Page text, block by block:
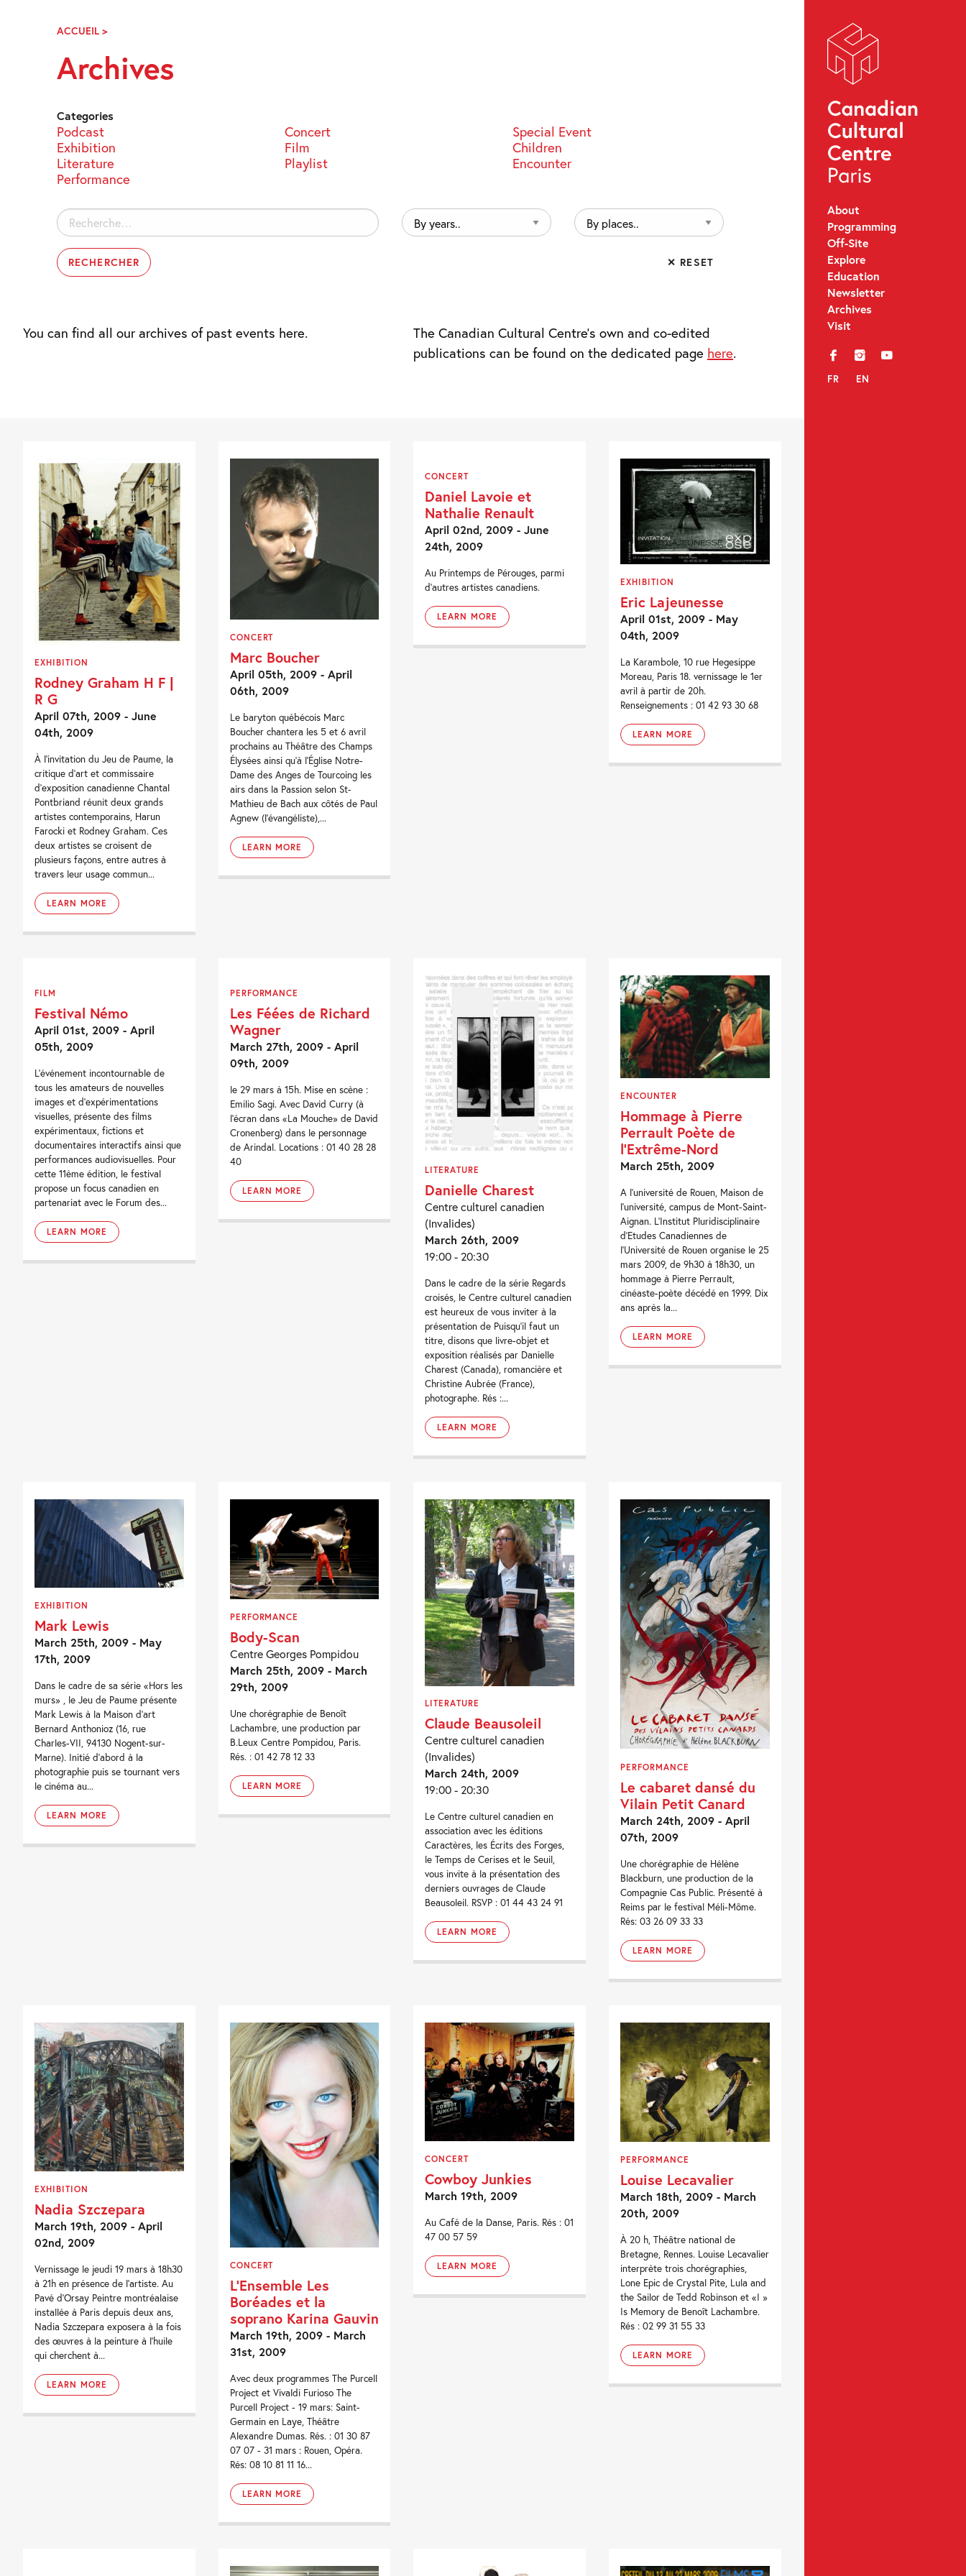
Navigation
About
Programming
Off-Site
Explore
Education
Newsletter
Archives
Visit
f i y
FR EN
ACCUEIL >ARCHIVES
Archives
Categories
Podcast Concert
Special Event
Exhibition
Film
Children
Literature
Playlist
Encounter
Performance
Rechercher :
By
years..
By
places..
✕ RESET
You can find all our archives of past events here.
The Canadian Cultural Centre’s own and co-edited
publications can be found on the dedicated page here.
EXHIBITION
Rodney Graham H F |
R G
April 07th, 2009 - June
04th, 2009
À l’invitation du Jeu de Paume, la
critique d’art et commissaire
d’exposition canadienne Chantal
Pontbriand réunit deux grands
artistes contemporains, Harun
Farocki et Rodney Graham. Ces
deux artistes se croisent de
plusieurs façons, entre autres à
travers leur usage commun...
LEARN MORE
CONCERT
Marc Boucher
April 05th, 2009 - April
06th, 2009
Le baryton québécois Marc
Boucher chantera les 5 et 6 avril
prochains au Théâtre des Champs
Élysées ainsi qu’à l’Église Notre-
Dame des Anges de Tourcoing les
airs dans la Passion selon St-
Mathieu de Bach aux côtés de Paul
Agnew (l’évangéliste),...
LEARN MORE
CONCERT
Daniel Lavoie et
Nathalie Renault
April 02nd, 2009 - June
24th, 2009
Au Printemps de Pérouges, parmi
d'autres artistes canadiens.
LEARN MORE
EXHIBITION
Eric Lajeunesse
April 01st, 2009 - May
04th, 2009
La Karambole, 10 rue Hegesippe
Moreau, Paris 18. vernissage le 1er
avril à partir de 20h.
Renseignements : 01 42 93 30 68
LEARN MORE
FILM
Festival Némo
April 01st, 2009 - April
05th, 2009
L'événement incontournable de
tous les amateurs de nouvelles
images et d'expérimentations
visuelles, présente des films
expérimentaux, fictions et
documentaires interactifs ainsi que
performances audiovisuelles. Pour
cette 11ème édition, le festival
propose un focus canadien en
partenariat avec le Forum des...
LEARN MORE
PERFORMANCE
Les Féées de Richard
Wagner
March 27th, 2009 - April
09th, 2009
le 29 mars à 15h. Mise en scène :
Emilio Sagi. Avec David Curry (à
l'écran dans «La Mouche» de David
Cronenberg) dans le personnage
de Arindal. Locations : 01 40 28 28
40
LEARN MORE
LITERATURE
Danielle Charest
Centre culturel canadien
(Invalides)
March 26th, 2009
19:00 - 20:30
Dans le cadre de la série Regards
croisés, le Centre culturel canadien
est heureux de vous inviter à la
présentation de Puisqu’il faut un
titre, disons que livre-objet et
exposition réalisés par Danielle
Charest (Canada), romancière et
Christine Aubrée (France),
photographe. Rés :...
LEARN MORE
ENCOUNTER
Hommage à Pierre
Perrault Poète de
l’Extrême-Nord
March 25th, 2009
A l’université de Rouen, Maison de
l’université, campus de Mont-Saint-
Aignan. L’Institut Pluridisciplinaire
d’Etudes Canadiennes de
l’Université de Rouen organise le 25
mars 2009, de 9h30 à 18h30, un
hommage à Pierre Perrault,
cinéaste-poète décédé en 1999. Dix
ans après la...
LEARN MORE
EXHIBITION
Mark Lewis
March 25th, 2009 - May
17th, 2009
Dans le cadre de sa série «Hors les
murs» , le Jeu de Paume présente
Mark Lewis à la Maison d'art
Bernard Anthonioz (16, rue
Charles-VII, 94130 Nogent-sur-
Marne). Initié d'abord à la
photographie puis se tournant vers
le cinéma au...
LEARN MORE
PERFORMANCE
Body-Scan
Centre Georges Pompidou
March 25th, 2009 - March
29th, 2009
Une chorégraphie de Benoît
Lachambre, une production par
B.Leux Centre Pompidou, Paris.
Rés. : 01 42 78 12 33
LEARN MORE
LITERATURE
Claude Beausoleil
Centre culturel canadien
(Invalides)
March 24th, 2009
19:00 - 20:30
Le Centre culturel canadien en
association avec les éditions
Caractères, les Écrits des Forges,
le Temps de Cerises et le Seuil,
vous invite à la présentation des
derniers ouvrages de Claude
Beausoleil. RSVP : 01 44 43 24 91
LEARN MORE
PERFORMANCE
Le cabaret dansé du
Vilain Petit Canard
March 24th, 2009 - April
07th, 2009
Une chorégraphie de Hélène
Blackburn, une production de la
Compagnie Cas Public. Présenté à
Reims par le festival Méli-Môme.
Rés: 03 26 09 33 33
LEARN MORE
EXHIBITION
Nadia Szczepara
March 19th, 2009 - April
02nd, 2009
Vernissage le jeudi 19 mars à 18h30
à 21h en présence de l’artiste. Au
Pavé d’Orsay Peintre montréalaise
installée à Paris depuis deux ans,
Nadia Szczepara exposera à la fois
des œuvres à la peinture à l’huile
qui cherchent à...
LEARN MORE
CONCERT
L’Ensemble Les
Boréades et la
soprano Karina Gauvin
March 19th, 2009 - March
31st, 2009
Avec deux programmes The Purcell
Project et Vivaldi Furioso The
Purcell Project - 19 mars: Saint-
Germain en Laye, Théâtre
Alexandre Dumas. Rés. : 01 30 87
07 07 - 31 mars : Rouen, Opéra.
Rés: 08 10 81 11 16...
LEARN MORE
CONCERT
Cowboy Junkies
March 19th, 2009
Au Café de la Danse, Paris. Rés : 01
47 00 57 59
LEARN MORE
PERFORMANCE
Louise Lecavalier
March 18th, 2009 - March
20th, 2009
À 20 h, Théâtre national de
Bretagne, Rennes. Louise Lecavalier
interprète trois chorégraphies,
Lone Epic de Crystal Pite, Lula and
the Sailor de Tedd Robinson et «I »
Is Memory de Benoît Lachambre.
Rés : 02 99 31 55 33
LEARN MORE